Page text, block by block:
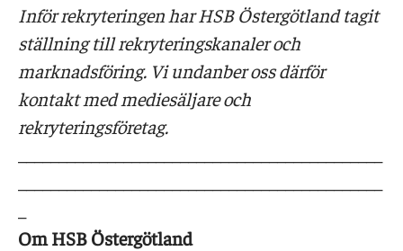
Inför rekryteringen har HSB Östergötland tagit
ställning till rekryteringskanaler och
marknadsföring. Vi undanber oss därför
kontakt med mediesäljare och
rekryteringsföretag.
Om HSB Östergötland